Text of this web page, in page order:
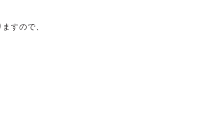
すので、